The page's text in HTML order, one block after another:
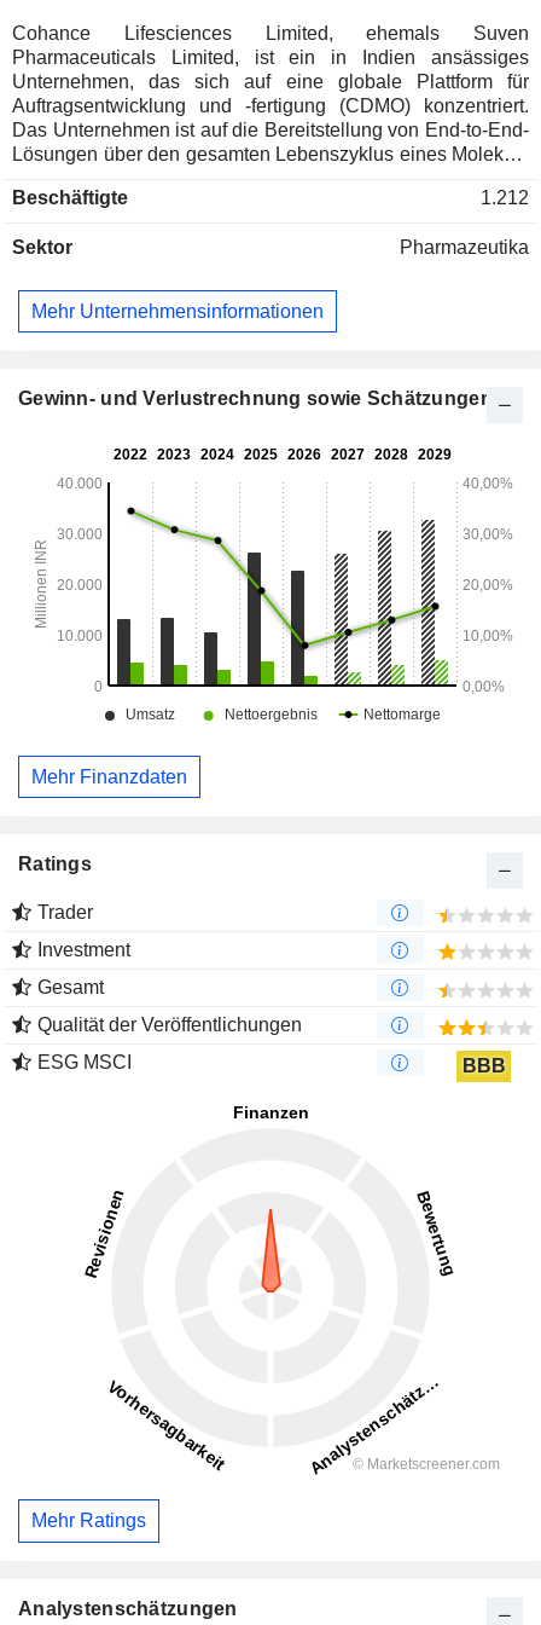
Cohance Lifesciences Limited, ehemals Suven
Pharmaceuticals Limited, ist ein in Indien ansässiges
Unternehmen, das sich auf eine globale Plattform für
Auftragsentwicklung und -fertigung (CDMO) konzentriert.
Das Unternehmen ist auf die Bereitstellung von End-to-End-
Lösungen über den gesamten Lebenszyklus eines Moleküls
zur großtechnischen Vermarktung – und verfügt über einen
und Spezialchemikalien. Es bietet eine Plattform für den
pharmazeutischen Wirkstoffen (API) auf Basis kleiner
Moleküle. Seine „Integrated Small Molecule Solutions“
pharmazeutische Wirkstoffe auf Basis kleiner Moleküle,
Die kommerzielle Produktpalette an Wirkstoffen umfasst
Baclofen, Benserazid und Betahistin-DiHCl. Zu den
Produkten in der Pipeline gehören Apixaban, Acotiamid,
Dexlansoprazol, Edoxaban, Erdostein und weitere.
Beschäftigte 1.212
Sektor Pharmazeutika
Mehr Unternehmensinformationen
Gewinn- und Verlustrechnung sowie Schätzungen
Mehr Finanzdaten
Ratings
Trader
Investment
Gesamt
Qualität der Veröffentlichungen
ESG MSCI
BBB
Mehr Ratings
Analystenschätzungen